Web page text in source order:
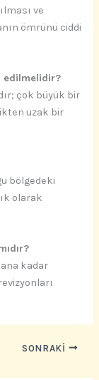
ve
ömrünü ciddi
edilmelidir?
çok büyük bir
uzak bir
bölgedeki
olarak
kadar
SONRAKI